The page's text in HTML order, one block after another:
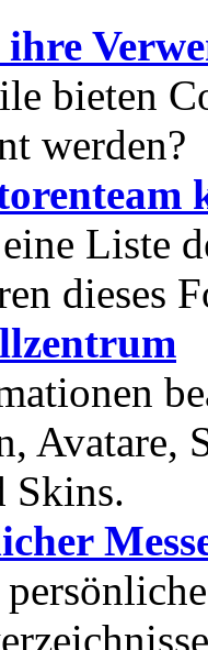
bieten
werden?
Liste
dieses
Avatare,
Skins.